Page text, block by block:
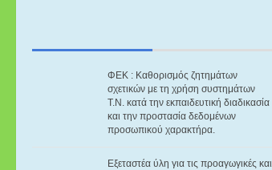
ΦΕΚ : Καθορισμός ζητημάτων
σχετικών με τη χρήση συστημάτων
Τ.Ν. κατά την εκπαιδευτική διαδικασία
και την προστασία δεδομένων
προσωπικού χαρακτήρα.
Eξεταστέα ύλη για τις προαγωγικές και